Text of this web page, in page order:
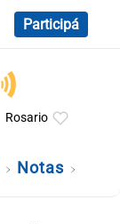
Participá
Rosario
Notas